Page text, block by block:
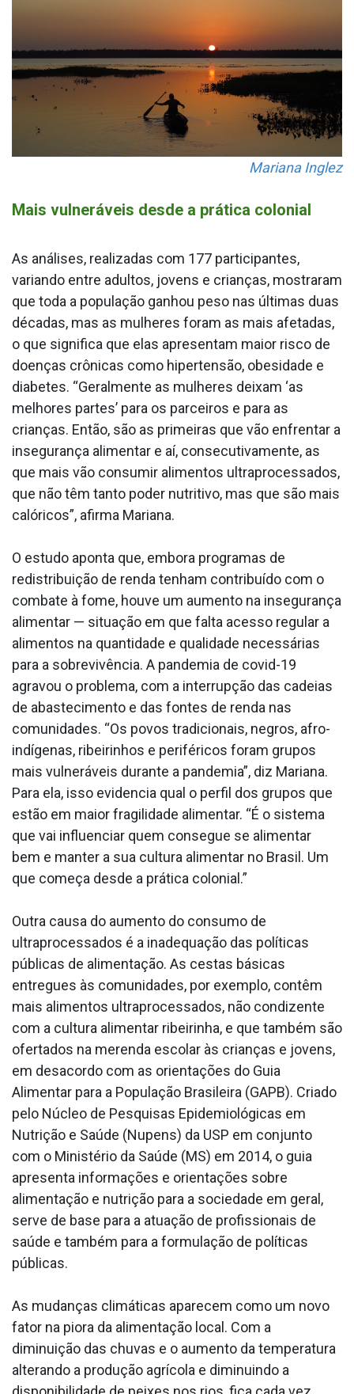
Mariana Inglez
Mais vulneráveis desde a prática colonial
As análises, realizadas com 177 participantes,
variando entre adultos, jovens e crianças, mostraram
que toda a população ganhou peso nas últimas duas
décadas, mas as mulheres foram as mais afetadas,
o que significa que elas apresentam maior risco de
doenças crônicas como hipertensão, obesidade e
diabetes. “Geralmente as mulheres deixam ‘as
melhores partes’ para os parceiros e para as
crianças. Então, são as primeiras que vão enfrentar a
insegurança alimentar e aí, consecutivamente, as
que mais vão consumir alimentos ultraprocessados,
que não têm tanto poder nutritivo, mas que são mais
calóricos”, afirma Mariana.
O estudo aponta que, embora programas de
redistribuição de renda tenham contribuído com o
combate à fome, houve um aumento na insegurança
alimentar — situação em que falta acesso regular a
alimentos na quantidade e qualidade necessárias
para a sobrevivência. A pandemia de covid-19
agravou o problema, com a interrupção das cadeias
de abastecimento e das fontes de renda nas
comunidades. “Os povos tradicionais, negros, afro-
indígenas, ribeirinhos e periféricos foram grupos
mais vulneráveis durante a pandemia”, diz Mariana.
Para ela, isso evidencia qual o perfil dos grupos que
estão em maior fragilidade alimentar. “É o sistema
que vai influenciar quem consegue se alimentar
bem e manter a sua cultura alimentar no Brasil. Um
que começa desde a prática colonial.”
Outra causa do aumento do consumo de
ultraprocessados é a inadequação das políticas
públicas de alimentação. As cestas básicas
entregues às comunidades, por exemplo, contêm
mais alimentos ultraprocessados, não condizente
com a cultura alimentar ribeirinha, e que também são
ofertados na merenda escolar às crianças e jovens,
em desacordo com as orientações do Guia
Alimentar para a População Brasileira (GAPB). Criado
pelo Núcleo de Pesquisas Epidemiológicas em
Nutrição e Saúde (Nupens) da USP em conjunto
com o Ministério da Saúde (MS) em 2014, o guia
apresenta informações e orientações sobre
alimentação e nutrição para a sociedade em geral,
serve de base para a atuação de profissionais de
saúde e também para a formulação de políticas
públicas.
As mudanças climáticas aparecem como um novo
fator na piora da alimentação local. Com a
diminuição das chuvas e o aumento da temperatura
alterando a produção agrícola e diminuindo a